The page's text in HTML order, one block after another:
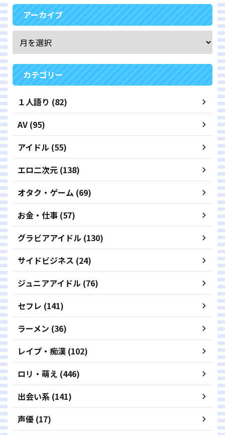
アーカイブ
カテゴリー
１人語り (82)
AV (95)
アイドル (55)
エロ二次元 (138)
オタク・ゲーム (69)
お金・仕事 (57)
グラビアアイドル (130)
サイドビジネス (24)
ジュニアアイドル (76)
セフレ (141)
ラーメン (36)
レイプ・痴漢 (102)
ロリ・萌え (446)
出会い系 (141)
声優 (17)